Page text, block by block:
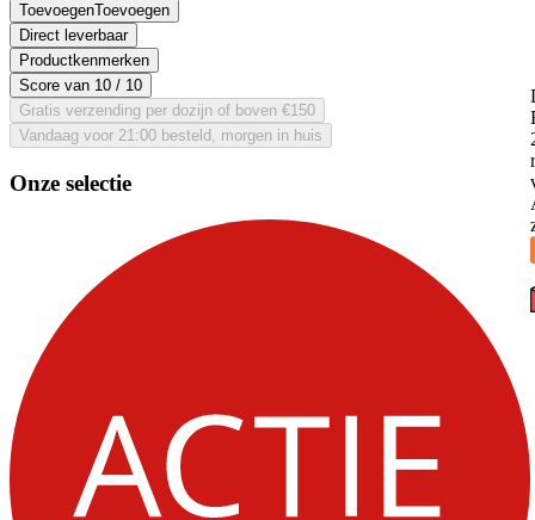
ToevoegenToevoegen
Direct leverbaar
Productkenmerken
Score van 10 / 10
Gratis verzending per dozijn of boven €150
Vandaag voor 21:00 besteld, morgen in huis
Onze selectie